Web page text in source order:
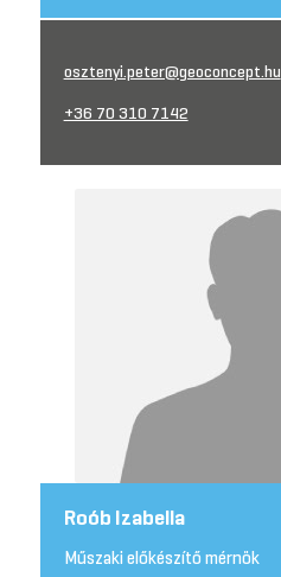
osztenyi.peter@geoconcept.hu
+36 70 310 7142
Roób Izabella
Műszaki előkészítő mérnök